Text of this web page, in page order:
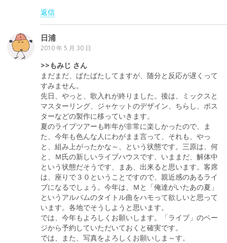
返信
日浦
2010 年 5 月 30 日
>>もみじ さん
まだまだ、ばたばたしてますが、随分と反応が遅くって
すみません。
先日、やっと、歌入れが終りました。後は、ミックスと
マスターリング、ジャケットのデザイン、ちらし、ポス
ターなどの製作に移っていきます。
夏のライブツアーも昨年が非常に楽しかったので、ま
た、今年も色んな人にわがまま言って、それも、やっ
と、組み上がったかな～、という状態です。三原は、何
と、Ｍ氏の新しいライブハウスです、いままだ、解体中
という状態だそうです、まあ、出来ると思います。客席
は、座りで３０ということですので、親近感のあるライ
ブになるでしょう。今年は、Ｍと「俺達がいたあの夏」
というアルバムのタイトル曲をハモって欲しいと思って
います。各地でそうしようと思います。
では、今年もよろしくお願いします。「ライブ」のペー
ジから予約していただいておくと確実です。
では、また、写真をよろしくお願いしま～す。